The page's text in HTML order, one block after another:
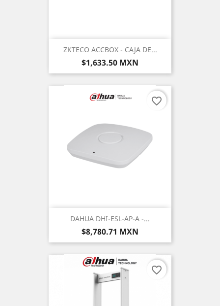
ZKTECO ACCBOX - CAJA DE...
Precio
$1,633.50 MXN
DAHUA DHI-ESL-AP-A -...
Precio
$8,780.71 MXN
favorite_border
favorite_border